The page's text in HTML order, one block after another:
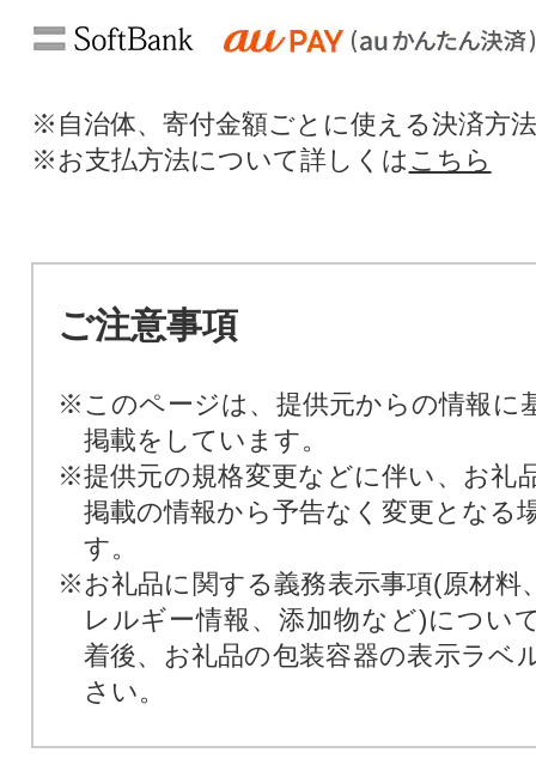
※自治体、寄付金額ごとに使える決済方
※お支払方法について詳しくは こちら
ご注意事項
※このページは、提供元からの情報に
掲載をしています。
※提供元の規格変更などに伴い、お礼
掲載の情報から予告なく変更となる
す。
※お礼品に関する義務表示事項(原材料
レルギー情報、添加物など)につい
着後、お礼品の包装容器の表示ラベ
さい。